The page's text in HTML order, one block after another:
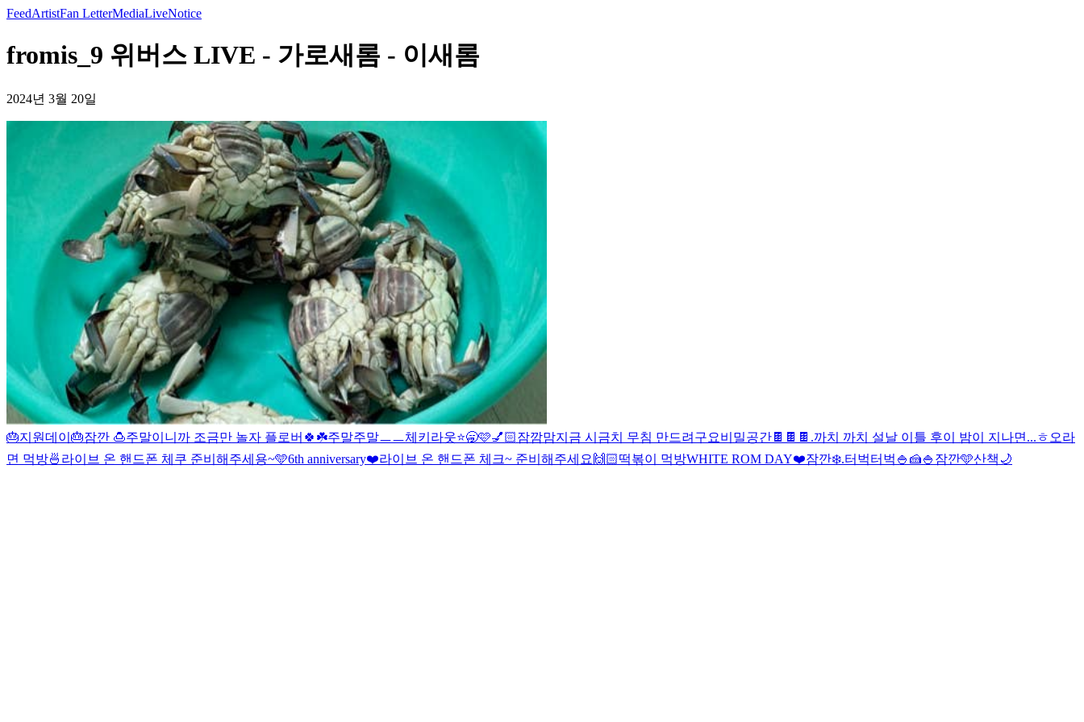
FeedArtistFan LetterMediaLiveNotice
fromis_9 위버스 LIVE - 가로새롬 - 이새롬
2024년 3월 20일
🎂지원데이🎂잠깐 🍮주말이니까 조금만 놀자 플로버🍀☘️주말주말ㅡㅡ체키라웃⭐️🥱🩷💅🏻잠깜맘지금 시금치 무침 만드려구요비밀공간 🍫🍫🍫 .까치 까치 설날 이틀 후이 밤이 지나면...ㅎ 오라
면 먹방🍜 라이브 온 핸드폰 체쿠 준비해주세용~🩵6th anniversary❤️라이브 온 핸드폰 체크~ 준비해주세요 🙌🏻떡볶이 먹방WHITE ROM DAY❤️잠깐❄️.터벅터벅 🍚🍰🍚 잠깐🩵산책🌙